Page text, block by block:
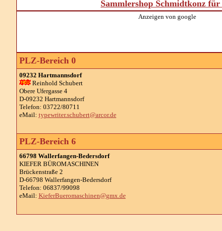
Sammlershop Schmidtkonz
Anzeigen von google
PLZ-Bereich 0
09232 Hartmannsdorf
Reinhold Schubert
Obere Ufergasse 4
D-09232 Hartmannsdorf
Telefon: 03722/80711
eMail: typewriter.schubert@arcor.de
PLZ-Bereich 6
66798 Wallerfangen-Bedersdorf
KIEFER BÜROMASCHINEN
Brückenstraße 2
D-66798 Wallerfangen-Bedersdorf
Telefon: 06837/99098
eMail: KieferBueromaschinen@gmx.de